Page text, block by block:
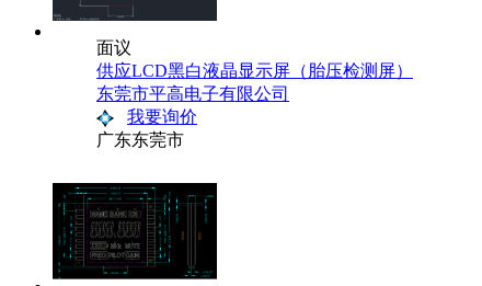
面议
供应LCD黑白液晶显示屏（胎压检测屏）
东莞市平高电子有限公司
我要询价
广东东莞市